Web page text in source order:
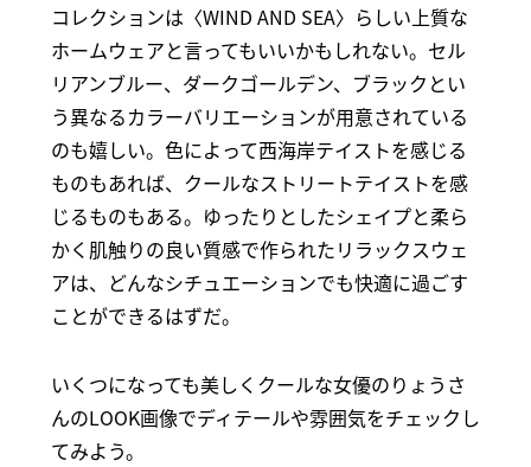
コレクションは〈WIND AND SEA〉らしい上質な
ホームウェアと言ってもいいかもしれない。セル
リアンブルー、ダークゴールデン、ブラックとい
う異なるカラーバリエーションが用意されている
のも嬉しい。色によって西海岸テイストを感じる
ものもあれば、クールなストリートテイストを感
じるものもある。ゆったりとしたシェイプと柔ら
かく肌触りの良い質感で作られたリラックスウェ
アは、どんなシチュエーションでも快適に過ごす
ことができるはずだ。
いくつになっても美しくクールな女優のりょうさ
んのLOOK画像でディテールや雰囲気をチェックし
てみよう。